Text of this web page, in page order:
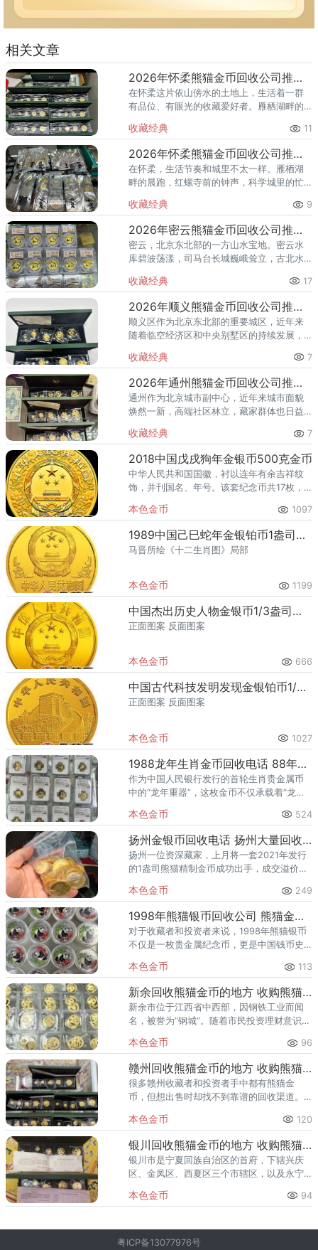
相关文章
2026年怀柔熊猫金币回收公司推荐 怀柔回收熊猫金币渠道
在怀柔这片依山傍水的土地上，生活着一群
有品位、有眼光的收藏爱好者。雁栖湖畔的
红螺寺的香火绵延不绝——怀柔的藏家群体
也在悄然壮大。熊猫金币，作为
收藏经典 11
2026年怀柔熊猫金币回收公司推荐 怀柔哪里回收熊猫金币
在怀柔，生活节奏和城里不太一样。雁栖湖
畔的晨跑，红螺寺前的钟声，科学城里的忙
值。熊猫金币作为兼具投资与收藏属性的热
门品种，在怀柔的藏家圈子里一
收藏经典 9
2026年密云熊猫金币回收公司推荐 密云回收熊猫金币正规渠道
密云，北京东北部的一方山水宝地。密云水
库碧波荡漾，司马台长城巍峨耸立，古北水
的土地上，越来越多的人开始关注钱币收
藏，熊猫金币凭借其国家法定货币
收藏经典 17
2026年顺义熊猫金币回收公司推荐 顺义回收熊猫金币渠道
顺义区作为北京东北部的重要城区，近年来
随着临空经济区和中央别墅区的持续发展，
量也在稳步增长。然而，不少顺义藏家在考
虑出手熊猫金币时，总会遇到一
收藏经典 7
2026年通州熊猫金币回收公司推荐 通州出手熊猫金币藏家该选哪家？
通州作为北京城市副中心，近年来城市面貌
焕然一新，高端社区林立，藏家群体也日益
爱琴海购物公园，从行政办公区到运河商务
区，关注钱币收藏的人越来越多
收藏经典 7
2018中国戊戌狗年金银币500克金币
中华人民共和国国徽，衬以连年有余吉祥纹
饰，并刊国名、年号。该套纪念币共17枚，
中华人民共和国法定货币。
本色金币 1097
1989中国己巳蛇年金银铂币1盎司马晋所绘《十二生肖图》局部金币
马晋所绘《十二生肖图》局部
本色金币 1199
中国杰出历史人物金银币1/3盎司成吉思汗金币
正面图案 反面图案
本色金币 666
中国古代科技发明发现金银铂币1/2盎司首次发现彗星金币
正面图案 反面图案
本色金币 1027
1988龙年生肖金币回收电话 88年生肖龙年金币值多少钱
作为中国人民银行发行的首轮生肖贵金属币
中的“龙年重器”，这枚金币不仅承载着“龙的
位和稀缺性，成为收藏市场的热点。目前，
其价格因规格差异巨大，
本色金币 524
扬州金银币回收电话 扬州大量回收金银币
扬州一位资深藏家，上月将一套2021年发行
的1盎司熊猫精制金币成功出手，成交溢价率
金银币”全套，近期经我们专业渠道评估交
易，实现了超过15
本色金币 249
1998年熊猫银币回收公司 熊猫金银币回收渠道推荐
对于收藏者和投资者来说，1998年熊猫银币
不仅是一枚贵金属纪念币，更是中国钱币史
于1998年熊猫银币的回收需求日益旺盛。然
而，如何找到一家正规
本色金币 113
新余回收熊猫金币的地方 收购熊猫金币正规渠道
新余市位于江西省中西部，因钢铁工业而闻
名，被誉为“钢城”。随着市民投资理财意识的
藏价值的法定货币，在新余拥有不少忠实藏
家。无论是早期发行的稀缺
本色金币 96
赣州回收熊猫金币的地方 收购熊猫金币正规渠道
很多赣州收藏者和投资者手中都有熊猫金
币，但想出售时却找不到靠谱的回收渠道。
分金店或典当行对熊猫金币的估价偏低。为
了帮助赣州各区县的朋友安全、高
本色金币 120
银川回收熊猫金币的地方 收购熊猫金币正规渠道
银川市是宁夏回族自治区的首府，下辖兴庆
区、金凤区、西夏区三个市辖区，以及永宁
热度持续走高，越来越多的银川市民希望将
本色金币 94
粤ICP备13077976号